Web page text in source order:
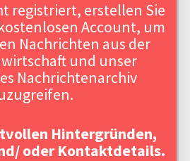
registriert, erstellen Sie
Account, um
Nachrichten aus der
und unser
Nachrichtenarchiv
Hintergründen,
oder Kontaktdetails.